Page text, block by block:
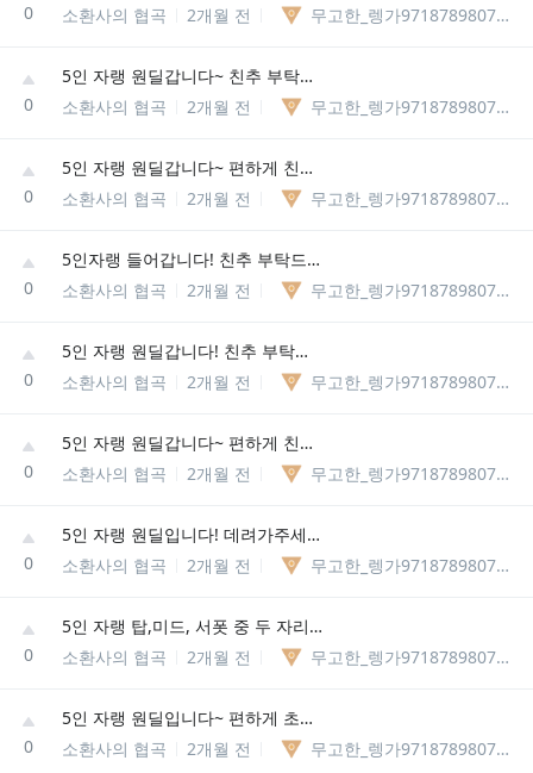
0
소환사의 협곡
2개월 전 무고한_렝가97187898075329
0
5인 자랭 원딜갑니다~ 친추 부탁드려요~
소환사의 협곡
2개월 전 무고한_렝가97187898075329
0
5인 자랭 원딜갑니다~ 편하게 친추주세요~
소환사의 협곡
2개월 전 무고한_렝가97187898075329
0
5인자랭 들어갑니다! 친추 부탁드려요~
소환사의 협곡
2개월 전 무고한_렝가97187898075329
0
5인 자랭 원딜갑니다! 친추 부탁드려요~
소환사의 협곡
2개월 전 무고한_렝가97187898075329
0
5인 자랭 원딜갑니다~ 편하게 친추주세요~
소환사의 협곡
2개월 전 무고한_렝가97187898075329
0
5인 자랭 원딜입니다! 데려가주세요~ 친추or초대 부탁드립니다!
소환사의 협곡
2개월 전 무고한_렝가97187898075329
0
5인 자랭 탑,미드, 서폿 중 두 자리 구합니다! 토크온 가능하신분~보이스 하면서 해요! 친추 주세요
소환사의 협곡
2개월 전 무고한_렝가97187898075329
0
5인 자랭 원딜입니다~ 편하게 초대 부탁드립니다!!
소환사의 협곡
2개월 전 무고한_렝가97187898075329